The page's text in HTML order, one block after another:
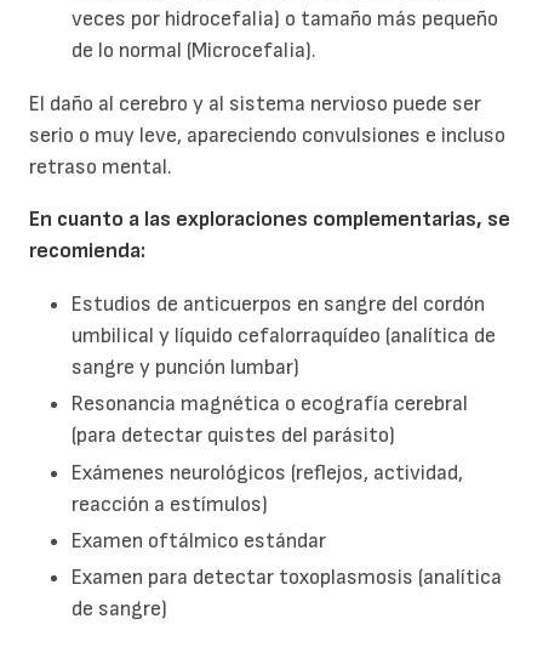
veces por hidrocefalia) o tamaño más pequeño
de lo normal (Microcefalia).
El daño al cerebro y al sistema nervioso puede ser
serio o muy leve, apareciendo convulsiones e incluso
retraso mental.
En cuanto a las exploraciones complementarias, se
recomienda:
Estudios de anticuerpos en sangre del cordón
umbilical y líquido cefalorraquídeo (analítica de
sangre y punción lumbar)
Resonancia magnética o ecografía cerebral
(para detectar quistes del parásito)
Exámenes neurológicos (reflejos, actividad,
reacción a estímulos)
Examen oftálmico estándar
Examen para detectar toxoplasmosis (analítica
de sangre)